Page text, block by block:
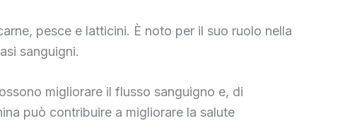
pesce e latticini. È noto per il suo ruolo nella
sanguigni.
migliorare il flusso sanguigno e, di
può contribuire a migliorare la salute